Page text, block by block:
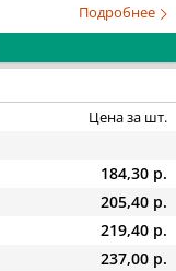
Подробнее
Цена за шт.
184,30 р.
205,40 р.
219,40 р.
237,00 р.